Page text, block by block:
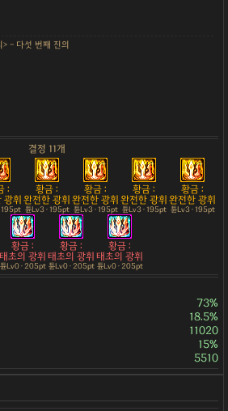
- 다섯 번째 진의
결정 11개
:
광휘
195pt
황금 :
완전한 광휘
튠Lv3 · 195pt
황금 :
완전한 광휘
튠Lv3 · 195pt
황금 :
완전한 광휘
튠Lv3 · 195pt
황금 :
완전한 광휘
튠Lv3 · 195pt
황금 :
태초의 광휘
튠Lv0 · 205pt
황금 :
태초의 광휘
튠Lv0 · 205pt
황금 :
태초의 광휘
튠Lv0 · 205pt
73%
18.5%
11020
15%
5510